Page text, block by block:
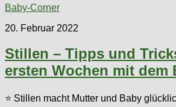
Baby-Corner
20. Februar 2022
Stillen – Tipps und
ersten Wochen mit dem
⭐ Stillen macht Mutter und Baby